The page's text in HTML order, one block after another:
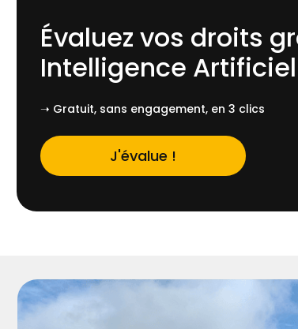
Évaluez vos droits
Intelligence
➝ Gratuit, sans engagement, en 3 clics
J'évalue !